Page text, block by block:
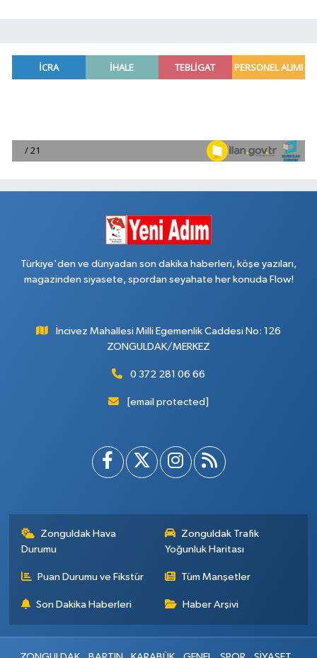
Türkiye'den ve dünyadan son dakika haberleri, köşe yazıları,
magazinden siyasete, spordan seyahate her konuda Flow!
İncivez Mahallesi Milli Egemenlik Caddesi No: 126
ZONGULDAK/MERKEZ
0 372 281 06 66
[email protected]
Zonguldak Hava
Durumu
Zonguldak Trafik
Yoğunluk Haritası
Puan Durumu ve Fikstür Tüm Manşetler
Son Dakika Haberleri Haber Arşivi